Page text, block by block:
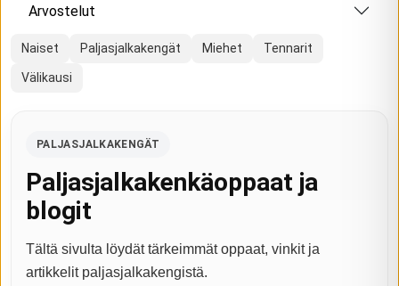
Arvostelut
Naiset Paljasjalkakengät Miehet Tennarit
Välikausi
PALJASJALKAKENGÄT
Paljasjalkakenkäoppaat ja
blogit
Tältä sivulta löydät tärkeimmät oppaat, vinkit ja
artikkelit paljasjalkakengistä.